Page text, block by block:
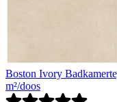
Boston Ivory
m²/doos